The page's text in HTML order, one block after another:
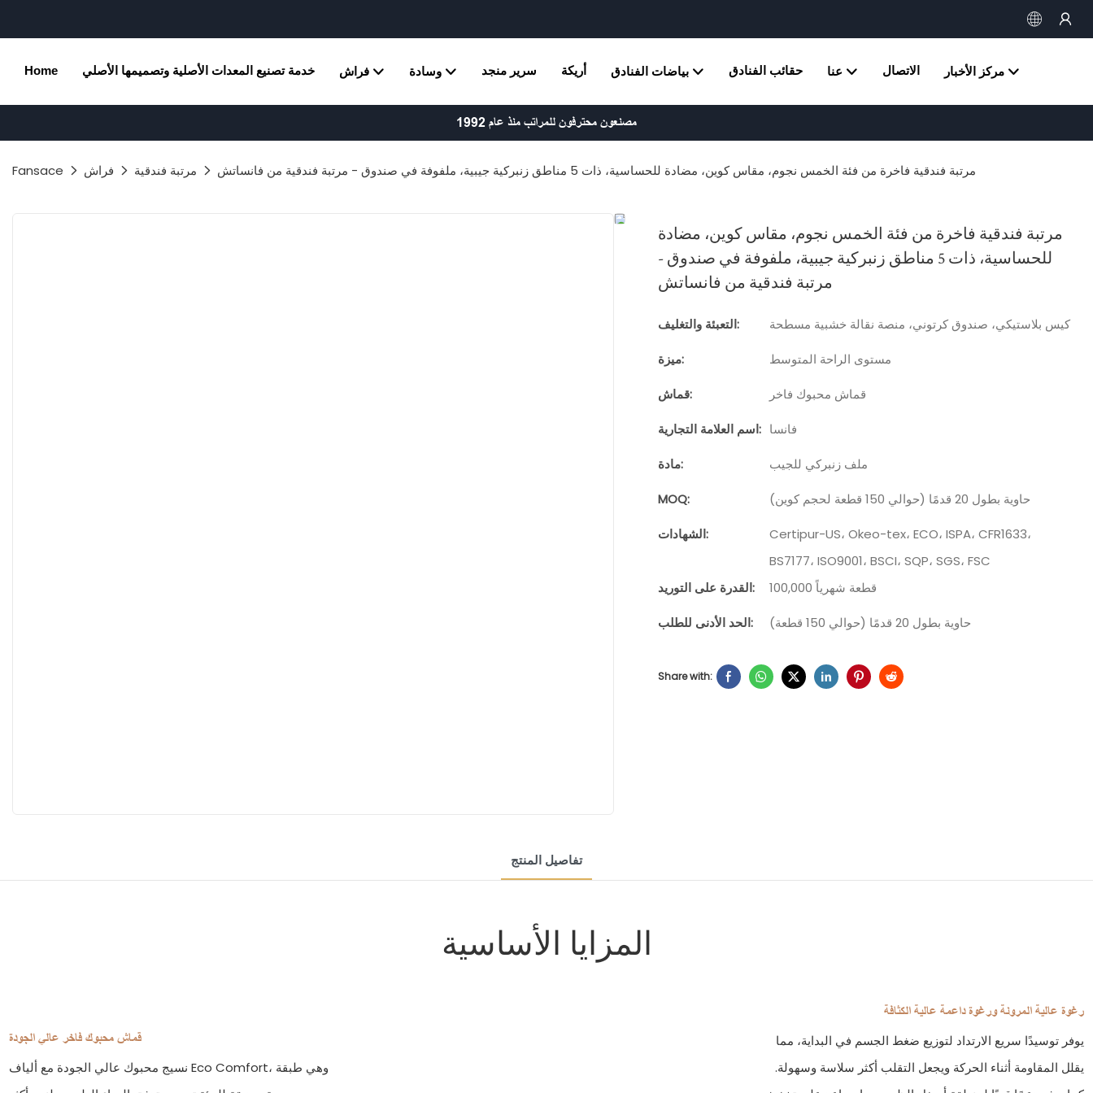
Home خدمة تصنيع المعدات الأصلية وتصميمها الأصلي فراش وسادة سرير منجد أريكة بياضات الفنادق حقائب الفنادق عنا الاتصال مركز الأخبار
مصنعون محترفون للمراتب منذ عام 1992
Fansace فراش مرتبة فندقية مرتبة فندقية فاخرة من فئة الخمس نجوم، مقاس كوين، مضادة للحساسية، ذات 5 مناطق زنبركية جيبية، ملفوفة في صندوق - مرتبة فندقية من فانساتش
مرتبة فندقية فاخرة من فئة الخمس نجوم، مقاس كوين، مضادة
للحساسية، ذات 5 مناطق زنبركية جيبية، ملفوفة في صندوق -
مرتبة فندقية من فانساتش
التعبئة والتغليف: كيس بلاستيكي، صندوق كرتوني، منصة نقالة خشبية مسطحة
ميزة: مستوى الراحة المتوسط
قماش: قماش محبوك فاخر
اسم العلامة التجارية: فانسا
مادة: ملف زنبركي للجيب
MOQ: حاوية بطول 20 قدمًا (حوالي 150 قطعة لحجم كوين)
الشهادات:
Certipur-US، Okeo-tex، ECO، ISPA، CFR1633،
BS7177، ISO9001، BSCI، SQP، SGS، FSC
القدرة على التوريد:
100,000 قطعة شهرياً
الحد الأدنى للطلب: حاوية بطول 20 قدمًا (حوالي 150 قطعة)
Share with:
تفاصيل المنتج
المزايا الأساسية
قماش محبوك فاخر عالي الجودة
نسيج محبوك عالي الجودة مع ألياف Eco Comfort، وهي طبقة
رغوة عالية المرونة ورغوة داعمة عالية الكثافة
يوفر توسيدًا سريع الارتداد لتوزيع ضغط الجسم في البداية، مما
يقلل المقاومة أثناء الحركة ويجعل التقلب أكثر سلاسة وسهولة.